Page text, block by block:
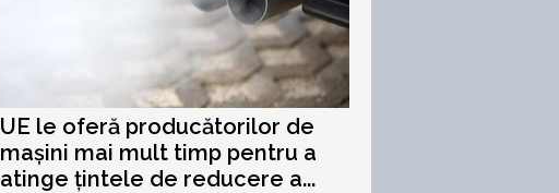
UE le oferă producătorilor de
mașini mai mult timp pentru a
atinge țintele de reducere a...